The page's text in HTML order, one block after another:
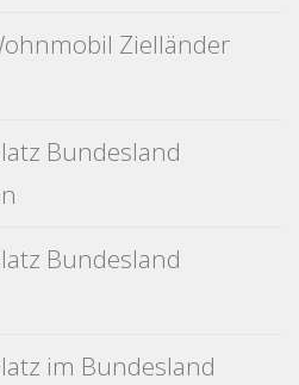
Zielländer
Bundesland
Bundesland
im Bundesland